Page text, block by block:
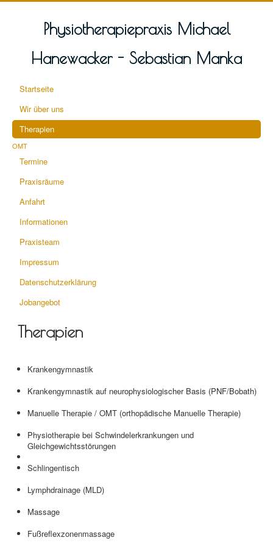
Physiotherapiepraxis Michael
Hanewacker - Sebastian Manka
Startseite
Wir über uns
Therapien
OMT
Termine
Praxisräume
Anfahrt
Informationen
Praxisteam
Impressum
Datenschutzerklärung
Jobangebot
Therapien
Krankengymnastik
Krankengymnastik auf neurophysiologischer Basis (PNF/Bobath)
Manuelle Therapie / OMT (orthopädische Manuelle Therapie)
Physiotherapie bei Schwindelerkrankungen und
Gleichgewichtsstörungen
Schlingentisch
Lymphdrainage (MLD)
Massage
Fußreflexzonenmassage